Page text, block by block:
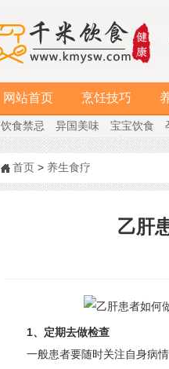
网站首页 烹饪技巧
饮食禁忌 异国美味 宝宝饮食
首页 > 养生食疗
乙肝
1、定期去做检查
一般患者要随时关注自身病情